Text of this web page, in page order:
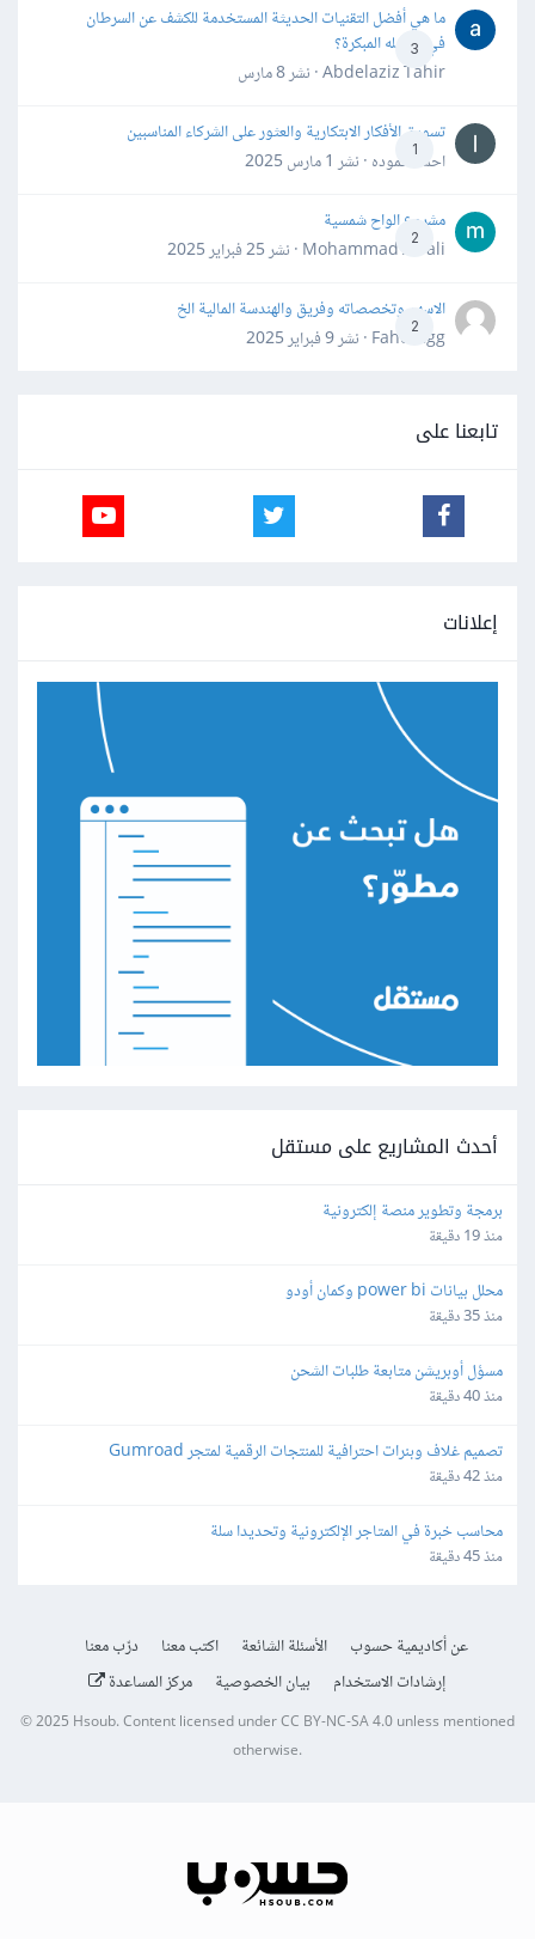
3
ما هي أفضل التقنيات الحديثة المستخدمة للكشف عن السرطان
في مراحله المبكرة؟
Abdelaziz Tahir · نشر
8 مارس
1
تسويق الأفكار الابتكارية والعثور على الشركاء المناسبين
احمد حموده · نشر 1 مارس 2025
2
مشروع الواح شمسية
Mohammad Awali · نشر
25 فبراير 2025
2
الاسهم وتخصصاته وفريق والهندسة المالية الخ
Fahd Ggg · نشر
9 فبراير 2025
تابعنا على
إعلانات
أحدث المشاريع على مستقل
برمجة وتطوير منصة إلكترونية
منذ 19 دقيقة
محلل بيانات power bi وكمان أودو
منذ 35 دقيقة
مسؤل أوبريشن متابعة طلبات الشحن
منذ 40 دقيقة
تصميم غلاف وبنرات احترافية للمنتجات الرقمية لمتجر Gumroad
منذ 42 دقيقة
محاسب خبرة في المتاجر الإلكترونية وتحديدا سلة
منذ 45 دقيقة
عن أكاديمية حسوب الأسئلة الشائعة اكتب معنا
درّب معنا
إرشادات الاستخدام
بيان الخصوصية مركز المساعدة
© 2025 Hsoub.Content licensed underCC BY-NC-SA 4.0unless mentioned
otherwise.